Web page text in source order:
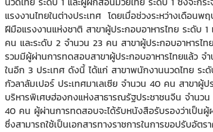
แรงงานไทยในต่างประเทศ โดยเมื่อช่วงระหว่างเดือ
ฝีมือแรงงานแห่งชาติ สาขาผู้ประกอบอาหารไทย ระดับ
คน และระดับ 2 จำนวน 23 คน สาขาผู้ประกอบอาหาร
รวมมีผู้ผ่านการทดสอบสาขาผู้ประกอบอาหารไทยแล้ว
ในอีก 3 ประเทศ ดังนี้ ได้แก่ สาขาพนักงานนวดไทย ร
กัวลาลัมเปอร์ ประเทศมาเลเซีย จำนวน 40 คน สาขาผู้
บริหารพิเศษฮ่องกงแห่งสาธารณรัฐประชาชนจีน จำนว
40 คน ผู้ผ่านการทดสอบจะได้รับหนังสือรับรองว่าเป็น
ซึ่งสามารถใช้เป็นเอกสารทางราชการในการขอปรับอัตร